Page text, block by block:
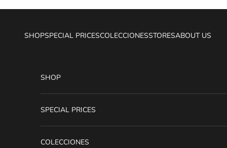
SHOPSPECIAL PRICESCOLECCIONESSTORESABOUT US
SHOP
SPECIAL PRICES
COLECCIONES